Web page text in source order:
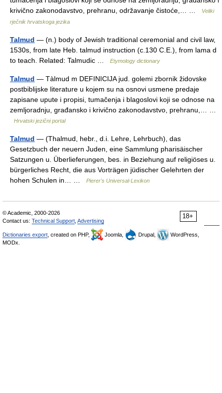
krivično zakonodavstvo, prehranu, održavanje čistoće,… …
Veliki
rječnik hrvatskoga jezika
Talmud — (n.) body of Jewish traditional ceremonial and civil law,
1530s, from late Heb. talmud instruction (c.130 C.E.), from lama d
to teach. Related: Talmudic …
Etymology dictionary
Talmud — Tàlmud m DEFINICIJA jud. golemi zbornik židovske
postbiblijske literature u kojem su na osnovi usmene predaje
zapisane upute i propisi, tumačenja i blagoslovi koji se odnose na
zemljoradnju, građansko i krivično zakonodavstvo, prehranu,… …
Hrvatski jezični portal
Talmud — (Thalmud, hebr., d.i. Lehre, Lehrbuch), das
Gesetzbuch der neuern Juden, eine Sammlung pharisäischer
Satzungen u. Überlieferungen, bes. in Beziehung auf religiöses u.
bürgerliches Recht, die aus Vorträgen jüdischer Gelehrten der
hohen Schulen in… …
Pierer's Universal-Lexikon
18+
© Academic, 2000-2026
Contact us: Technical Support Advertising
Dictionaries export , created on PHP, Joomla, Drupal,
WordPress,
MODx.